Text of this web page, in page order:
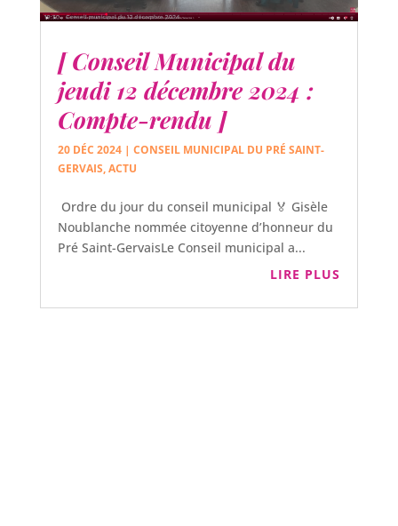
[ Conseil Municipal du
jeudi 12 décembre 2024 :
Compte-rendu ]
20 DÉC 2024| CONSEIL MUNICIPAL DU PRÉ SAINT-
GERVAIS,ACTU
Ordre du jour du conseil municipal 🏅 Gisèle
Noublanche nommée citoyenne d’honneur du
Pré Saint-GervaisLe Conseil municipal a...
LIRE PLUS